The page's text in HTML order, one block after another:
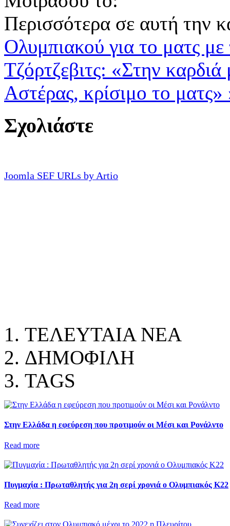
Περισσότερα σε αυτή την
Ολυμπιακού για το ματς
Τζόρτζεβιτς: «Στην
Αστέρας, κρίσιμο το ματς»
Σχολιάστε
Joomla SEF URLs by Artio
ΤΕΛΕΥΤΑΙΑ ΝΕΑ
ΔΗΜΟΦΙΛΗ
TAGS
Στην Ελλάδα η εφεύρεση που προτιμούν οι Μέσι και Ρονάλντο
Read more
Πυγμαχία : Πρωταθλητής για 2η σερί χρονιά ο Ολυμπιακός Κ22
Read more